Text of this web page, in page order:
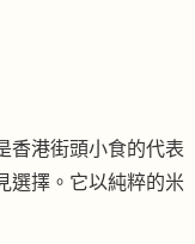
香港街頭小食的代表
選擇。它以純粹的米